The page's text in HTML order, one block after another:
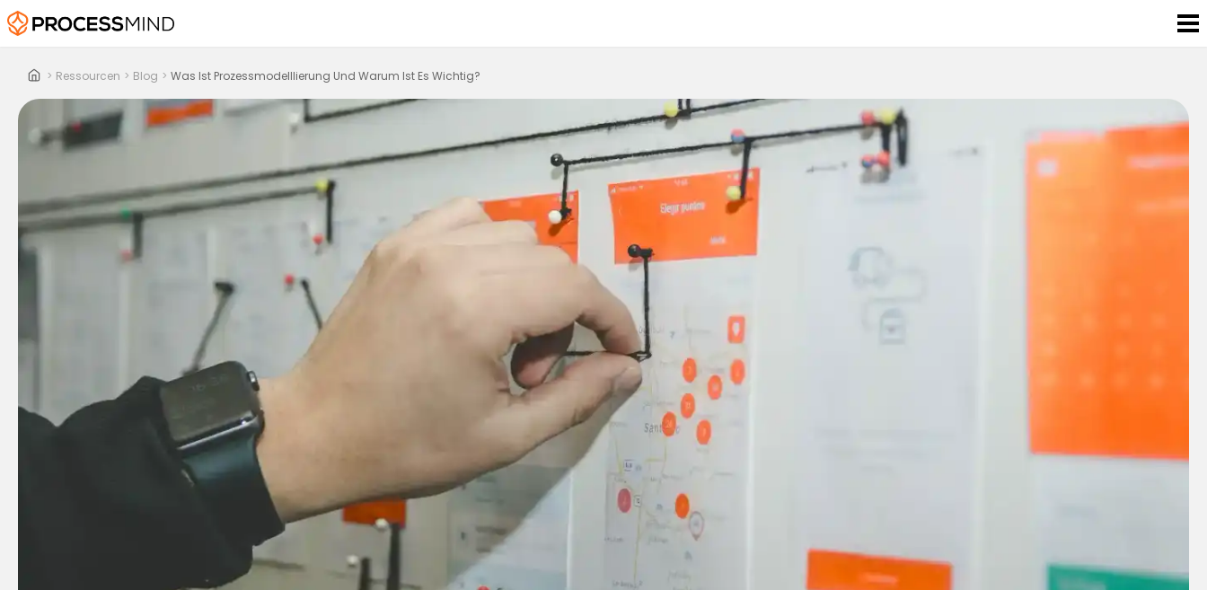
> Ressourcen > Blog > Was Ist Prozessmodelllierung Und Warum Ist Es Wichtig?